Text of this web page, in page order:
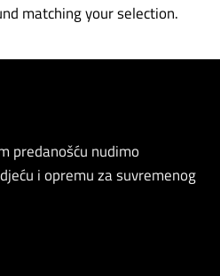
matching your selection.
predanošću nudimo
i opremu za suvremenog